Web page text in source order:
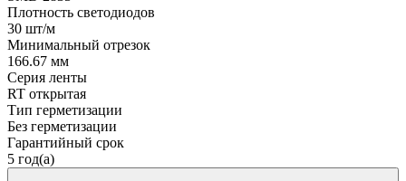
Плотность светодиодов
30 шт/м
Минимальный отрезок
166.67 мм
Серия ленты
RT открытая
Тип герметизации
Без герметизации
Гарантийный срок
5 год(а)